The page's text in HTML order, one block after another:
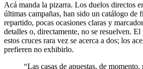
Acá manda la pizarra. Los duelos directos
últimas campañas, han sido un catálogo
repartido, pocas ocasiones claras y
detalles o, directamente, no se resuelven.
estos cruces rara vez se acerca a dos; los
prefieren no exhibirlo.
“Las casas de apuestas, de